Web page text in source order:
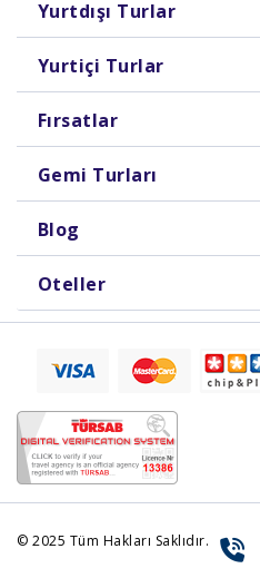
Yurtdışı Turlar
Yurtiçi Turlar
Fırsatlar
Gemi Turları
Blog
Oteller
© 2025 Tüm Hakları Saklıdır.